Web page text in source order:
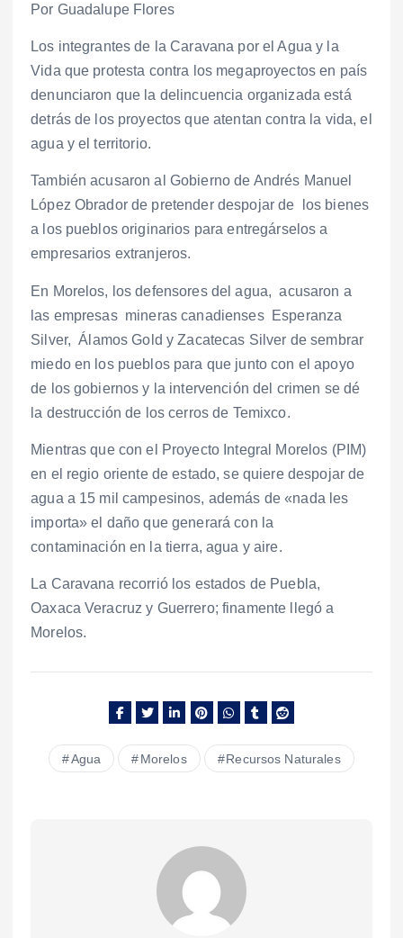
Por Guadalupe Flores
Los integrantes de la Caravana por el Agua y la
Vida que protesta contra los megaproyectos en país
denunciaron que la delincuencia organizada está
detrás de los proyectos que atentan contra la vida, el
agua y el territorio.
También acusaron al Gobierno de Andrés Manuel
López Obrador de pretender despojar de los bienes
a los pueblos originarios para entregárselos a
empresarios extranjeros.
En Morelos, los defensores del agua, acusaron a
las empresas mineras canadienses Esperanza
Silver, Álamos Gold y Zacatecas Silver de sembrar
miedo en los pueblos para que junto con el apoyo
de los gobiernos y la intervención del crimen se dé
la destrucción de los cerros de Temixco.
Mientras que con el Proyecto Integral Morelos (PIM)
en el regio oriente de estado, se quiere despojar de
agua a 15 mil campesinos, además de «nada les
importa» el daño que generará con la
contaminación en la tierra, agua y aire.
La Caravana recorrió los estados de Puebla,
Oaxaca Veracruz y Guerrero; finamente llegó a
Morelos.
Agua Morelos Recursos Naturales